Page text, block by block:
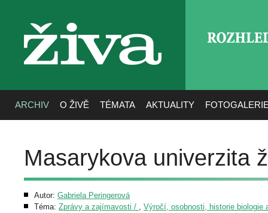
živa
ARCHIV O ŽIVĚ TÉMATA AKTUALITY
Masarykova univerzita
Autor: Gabriela Peringerová
Téma: Zprávy a zajímavosti / , Výročí, osobnosti, historie biologie